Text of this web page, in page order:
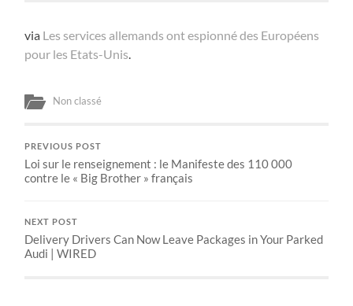
via Les services allemands ont espionné des Européens
pour les Etats-Unis
Non classé
PREVIOUS POST
Loi sur le renseignement : le Manifeste des 110 000
contre le « Big Brother » français
NEXT POST
Delivery Drivers Can Now Leave Packages in Your Parked
Audi | WIRED